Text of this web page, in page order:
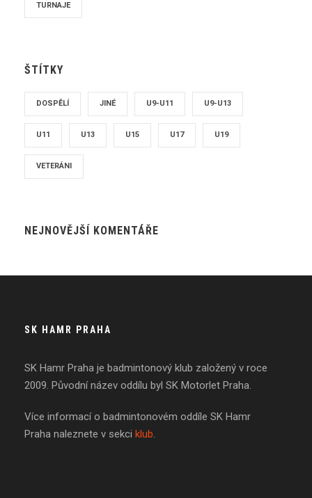
TURNAJE
ŠTÍTKY
DOSPĚLÍ JINÉ U9-U11 U9-U13
U11 U13 U15 U17 U19
VETERÁNI
NEJNOVĚJŠÍ KOMENTÁŘE
SK HAMR PRAHA
SK Hamr Praha je badmintonový klub založený v roce
2009. Původní název oddílu byl SK Motorlet Praha.
Více informací o badmintonovém oddíle SK Hamr
Praha naleznete v sekci klub.